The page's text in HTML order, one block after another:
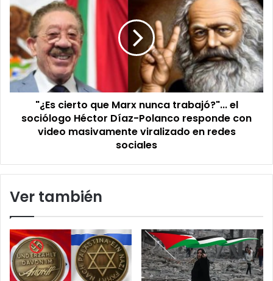
de Portugal
que
Marx
nunca
trabajó?"...
el
sociólogo
Héctor
Polanco
responde
masivamente
en
sociales
"¿Es cierto que Marx nunca trabajó?"... el
sociólogo Héctor Díaz-Polanco responde con
video masivamente viralizado en redes
sociales
Ver también